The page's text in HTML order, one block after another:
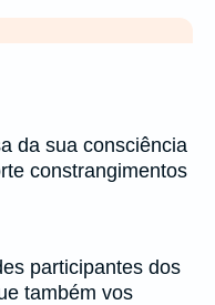
da sua consciência
constrangimentos
participantes dos
também vos